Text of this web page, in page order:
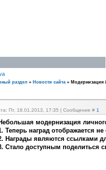
раздел » Новости сайта » Модернизация
Пт, 18.01.2013, 17:35 | Сообщение # 1
модернизация
Теперь наград отображается не
Награды являются ссылками
Стало доступным поделиться